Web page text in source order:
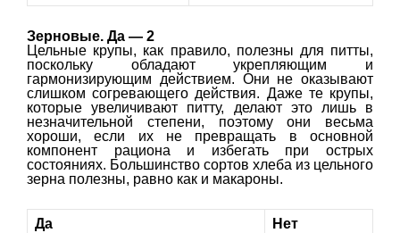
Зерновые. Да — 2
Цельные крупы, как правило, полезны для питты,
поскольку обладают укрепляющим и
гармонизирующим действием. Они не оказывают
слишком согревающего действия. Даже те крупы,
которые увеличивают питту, делают это лишь в
незначительной степени, поэтому они весьма
хороши, если их не превращать в основной
компонент рациона и избегать при острых
состояниях. Большинство сортов хлеба из цельного
зерна полезны, равно как и макароны.
Да Нет